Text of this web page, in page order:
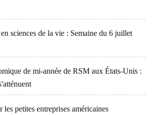
sciences de la vie : Semaine du 6 juillet
de mi-année de RSM aux États-Unis :
les petites entreprises américaines